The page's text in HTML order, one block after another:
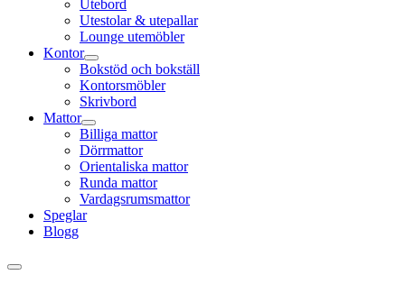
Utebord
Utestolar & utepallar
Lounge utemöbler
Kontor
Bokstöd och bokställ
Kontorsmöbler
Skrivbord
Mattor
Billiga mattor
Dörrmattor
Orientaliska mattor
Runda mattor
Vardagsrumsmattor
Speglar
Blogg